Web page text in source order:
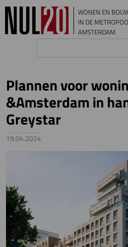
Overslaan en naar de inhoud gaan
WONEN EN
IN DE
AMSTERDAM
Plannen voor
&Amsterdam in
Greystar
19.04.2024